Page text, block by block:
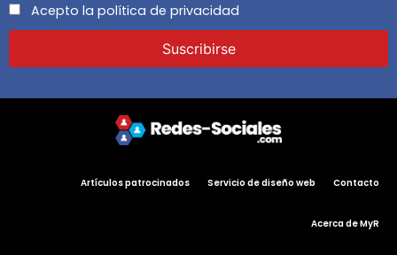
Acepto la política de privacidad
Artículos patrocinados Servicio de diseño web Contacto
Acerca de MyR